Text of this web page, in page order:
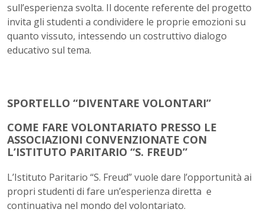
sull’esperienza svolta. Il docente referente del progetto
invita gli studenti a condividere le proprie emozioni su
quanto vissuto, intessendo un costruttivo dialogo
educativo sul tema.
SPORTELLO “DIVENTARE VOLONTARI”
COME FARE VOLONTARIATO PRESSO LE
ASSOCIAZIONI CONVENZIONATE CON
L’ISTITUTO PARITARIO “S. FREUD”
L’Istituto Paritario “S. Freud” vuole dare l’opportunità ai
propri studenti di fare un’esperienza diretta e
continuativa nel mondo del volontariato.